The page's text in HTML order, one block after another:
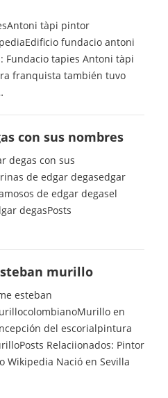
tàpi pintor
fundacio antoni
Fundacio tapies Antoni tàpi
franquista también tuvo
con sus nombres
degas con sus
de edgar degasedgar
de edgar degasel
degasPosts
murillo
esteban
en
del escorialpintura
Relaciionados: Pintor
Wikipedia Nació en Sevilla